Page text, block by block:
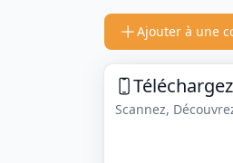
Ajouter à une
Scannez,